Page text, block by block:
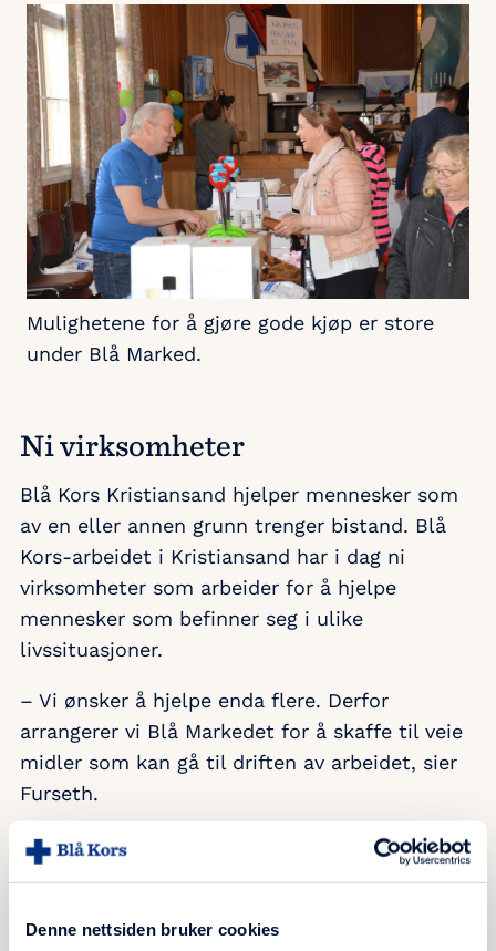
Denne nettsiden bruker cookies
Mulighetene for å gjøre gode kjøp er store
under Blå Marked.
Ni virksomheter
Blå Kors Kristiansand hjelper mennesker som
av en eller annen grunn trenger bistand. Blå
Kors-arbeidet i Kristiansand har i dag ni
virksomheter som arbeider for å hjelpe
mennesker som befinner seg i ulike
livssituasjoner.
– Vi ønsker å hjelpe enda flere. Derfor
arrangerer vi Blå Markedet for å skaffe til veie
midler som kan gå til driften av arbeidet, sier
Furseth.
Blå Kors-markedet er for hele familien og det
auksjonen eller i salgsbodene.